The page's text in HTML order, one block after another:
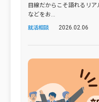
目線だからこそ語れるリ
などをお...
就活相談 2026.02.06